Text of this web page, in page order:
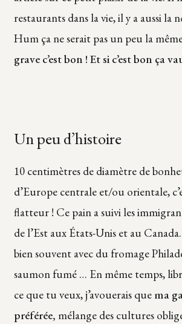
restaurants dans la vie, il y a aussi
Hum ça ne serait pas un peu la
grave c’est bon ! Et si c’est bon ça
Un peu d’histoire
10 centimètres de diamètre de
d’Europe centrale et/ou orientale,
flatteur ! Ce pain a suivi les
de l’Est aux États-Unis et au
bien souvent avec du fromage
saumon fumé … En même temps,
ce que tu veux, j’avouerais quema
préférée, mélange des cultures